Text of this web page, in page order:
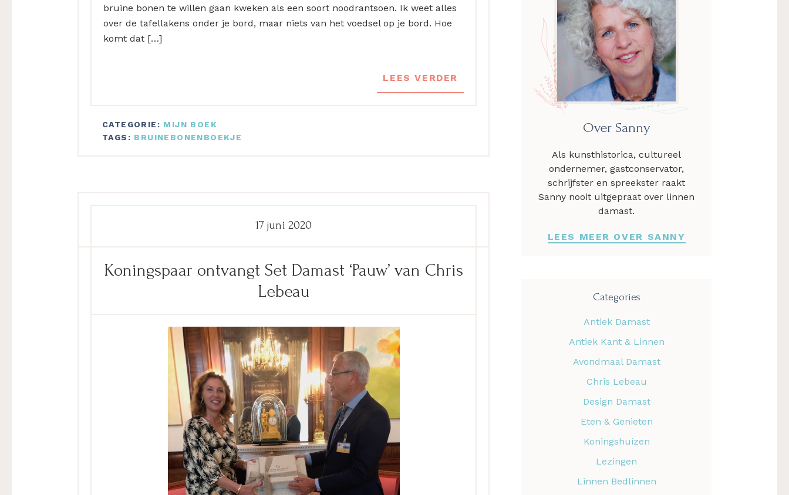
bruine bonen te willen gaan kweken als een soort noodrantsoen. Ik weet alles
over de tafellakens onder je bord, maar niets van het voedsel op je bord. Hoe
komt dat […]
LEES VERDER
CATEGORIE: MIJN BOEK
TAGS: BRUINEBONENBOEKJE
Koningspaar ontvangt Set Damast ‘Pauw’ van Chris
Lebeau
17 juni 2020
Over Sanny
Als kunsthistorica, cultureel
ondernemer, gastconservator,
schrijfster en spreekster raakt
Sanny nooit uitgepraat over linnen
damast.
LEES MEER OVER SANNY
Categories
Antiek Damast
Antiek Kant & Linnen
Avondmaal Damast
Chris Lebeau
Design Damast
Eten & Genieten
Koningshuizen
Lezingen
Linnen Bedlinnen